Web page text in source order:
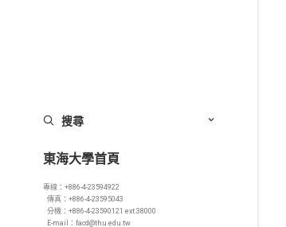
搜尋
東海大學首頁
專線：+886-4-23594922
傳真：+886-4-23595043
分機：+886-4-23590121 ext.38000
E-mail：facd@thu.edu.tw